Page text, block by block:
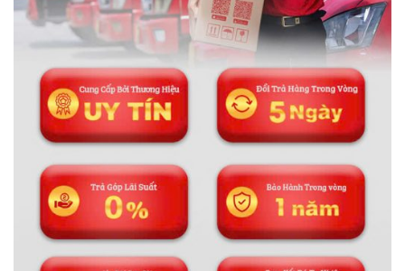
Serpentine
Bồng Lai Tiên Cảnh Ngọc Serpentine – 20,61kg –
Nhà sản xuất: An Phát
Mã sản phẩm: 30322061
Kích thước nguyên đá: 22.5/ 42/ 18 cm (cao/ rộng/
sâu)
Kích thước cả đế: 36.5/ 43/ 21 cm (cao/ rộng/ sâu)
Trọng lượng: 20.61 kg
Chất liệu: Ngọc Serpentine tự nhiên